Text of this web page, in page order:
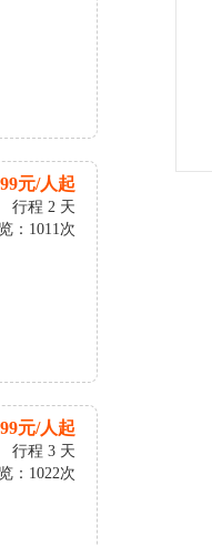
元/人起
行程 2 天
：1011次
元/人起
行程 3 天
：1022次